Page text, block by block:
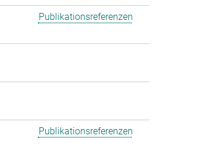
Publikationsreferenzen
Publikationsreferenzen